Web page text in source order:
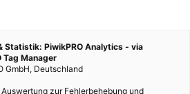
Statistik: PiwikPRO Analytics - via
Tag Manager
GmbH, Deutschland
zur Fehlerbehebung und